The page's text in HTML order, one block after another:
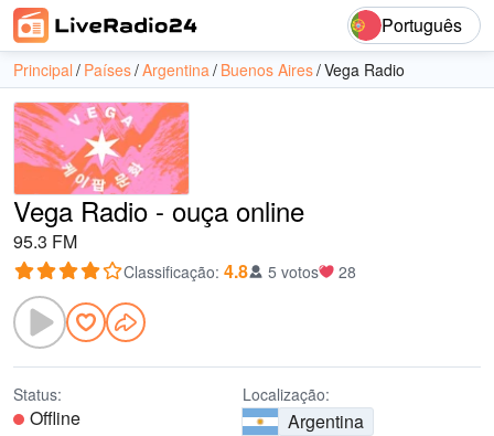
Português
Principal Países Argentina Buenos Aires Vega Radio
Vega Radio - ouça online
95.3 FM
Classificação: 4.8 5 votos 28
Status:
Offline
Localização:
Argentina